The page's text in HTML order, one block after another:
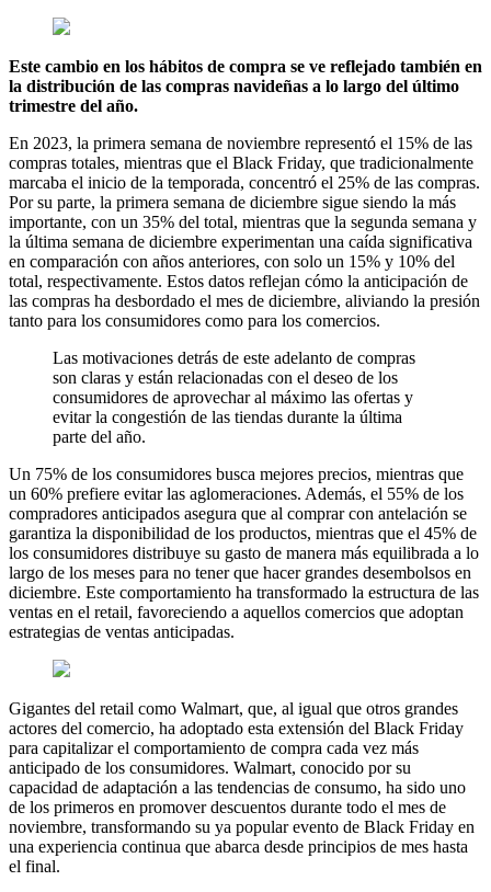
Este cambio en los hábitos de compra se ve reflejado también en
la distribución de las compras navideñas a lo largo del último
trimestre del año.
En 2023, la primera semana de noviembre representó el 15% de las
compras totales, mientras que el Black Friday, que tradicionalmente
marcaba el inicio de la temporada, concentró el 25% de las compras.
Por su parte, la primera semana de diciembre sigue siendo la más
importante, con un 35% del total, mientras que la segunda semana y
la última semana de diciembre experimentan una caída significativa
en comparación con años anteriores, con solo un 15% y 10% del
total, respectivamente. Estos datos reflejan cómo la anticipación de
las compras ha desbordado el mes de diciembre, aliviando la presión
tanto para los consumidores como para los comercios.
Las motivaciones detrás de este adelanto de compras
son claras y están relacionadas con el deseo de los
consumidores de aprovechar al máximo las ofertas y
evitar la congestión de las tiendas durante la última
parte del año.
Un 75% de los consumidores busca mejores precios, mientras que
un 60% prefiere evitar las aglomeraciones. Además, el 55% de los
compradores anticipados asegura que al comprar con antelación se
garantiza la disponibilidad de los productos, mientras que el 45% de
los consumidores distribuye su gasto de manera más equilibrada a lo
largo de los meses para no tener que hacer grandes desembolsos en
diciembre. Este comportamiento ha transformado la estructura de las
ventas en el retail, favoreciendo a aquellos comercios que adoptan
estrategias de ventas anticipadas.
Gigantes del retail como Walmart, que, al igual que otros grandes
actores del comercio, ha adoptado esta extensión del Black Friday
para capitalizar el comportamiento de compra cada vez más
anticipado de los consumidores. Walmart, conocido por su
capacidad de adaptación a las tendencias de consumo, ha sido uno
de los primeros en promover descuentos durante todo el mes de
noviembre, transformando su ya popular evento de Black Friday en
una experiencia continua que abarca desde principios de mes hasta
el final.